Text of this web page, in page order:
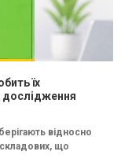
їх
дослідження
відносно
складових, що